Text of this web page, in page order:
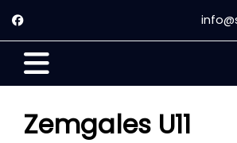
Galvenā
mums
Zemgales U11